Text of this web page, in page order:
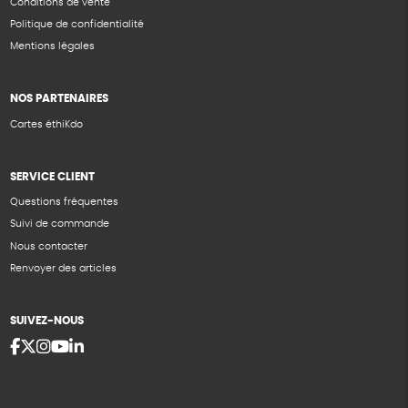
Politique de confidentialité
Mentions légales
NOS PARTENAIRES
Cartes éthiKdo
SERVICE CLIENT
Questions fréquentes
Suivi de commande
Nous contacter
Renvoyer des articles
SUIVEZ-NOUS